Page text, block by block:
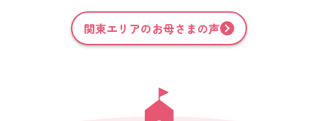
関東エリアのお母さまの声